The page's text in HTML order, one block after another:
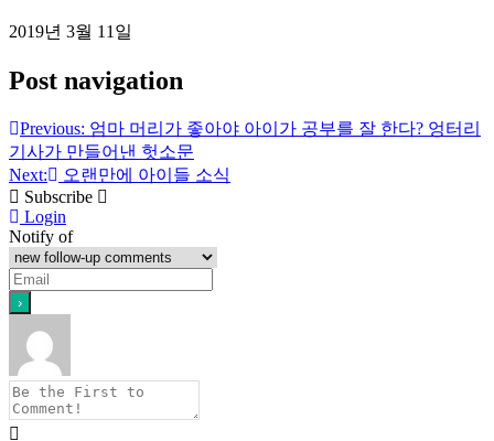
2019년 3월 11일
Post navigation
Previous: 엄마 머리가 좋아야 아이가 공부를 잘 한다? 엉터리
기사가 만들어낸 헛소문
Next:
오랜만에 아이들 소식
Subscribe
Login
Notify of